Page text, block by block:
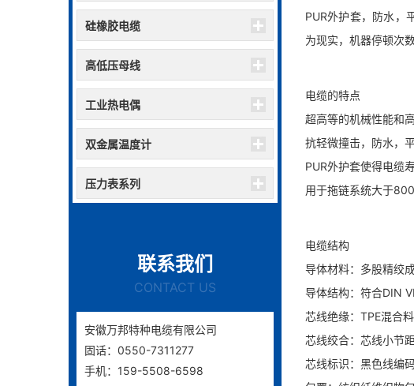
硅橡胶电缆
高低压母线
工业热电偶
双金属温度计
压力表系列
联系我们
CONTACT US
安徽万邦特种电缆有限公司
固话：0550-7311277
手机：159-5508-6598
PUR外护套，防水
为现实，机器停顿次
电缆的特点
超高等的机械性能和
抗轻微撞击，防水，
PUR外护套使得电缆
用于拖链系统大于
电缆结构
导体材料：多股精绞
导体结构：符合DIN
芯线绝缘：TPE混合
芯线绞合：芯线小节
芯线标识：黑色线编